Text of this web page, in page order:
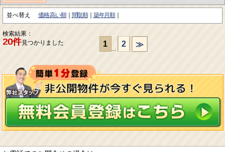
並べ替え 価格:高い順 間取順 築年月順
検索結果：
20件見つかりました 1 2 ≫